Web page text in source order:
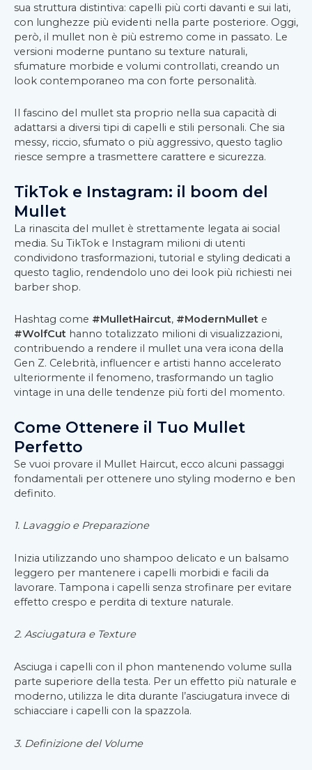
sua struttura distintiva: capelli più corti davanti e sui lati,
con lunghezze più evidenti nella parte posteriore. Oggi,
però, il mullet non è più estremo come in passato. Le
versioni moderne puntano su texture naturali,
sfumature morbide e volumi controllati, creando un
look contemporaneo ma con forte personalità.
Il fascino del mullet sta proprio nella sua capacità di
adattarsi a diversi tipi di capelli e stili personali. Che sia
messy, riccio, sfumato o più aggressivo, questo taglio
riesce sempre a trasmettere carattere e sicurezza.
TikTok e Instagram: il boom del
Mullet
La rinascita del mullet è strettamente legata ai social
media. Su TikTok e Instagram milioni di utenti
condividono trasformazioni, tutorial e styling dedicati a
questo taglio, rendendolo uno dei look più richiesti nei
barber shop.
Hashtag come #MulletHaircut, #ModernMullet e
#WolfCut hanno totalizzato milioni di visualizzazioni,
contribuendo a rendere il mullet una vera icona della
Gen Z. Celebrità, influencer e artisti hanno accelerato
ulteriormente il fenomeno, trasformando un taglio
vintage in una delle tendenze più forti del momento.
Come Ottenere il Tuo Mullet
Perfetto
Se vuoi provare il Mullet Haircut, ecco alcuni passaggi
fondamentali per ottenere uno styling moderno e ben
definito.
1. Lavaggio e Preparazione
Inizia utilizzando uno shampoo delicato e un balsamo
leggero per mantenere i capelli morbidi e facili da
lavorare. Tampona i capelli senza strofinare per evitare
effetto crespo e perdita di texture naturale.
2. Asciugatura e Texture
Asciuga i capelli con il phon mantenendo volume sulla
parte superiore della testa. Per un effetto più naturale e
moderno, utilizza le dita durante l’asciugatura invece di
schiacciare i capelli con la spazzola.
3. Definizione del Volume